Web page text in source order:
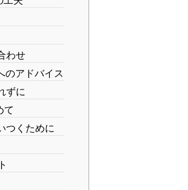
わせ
のアドバイス
ずに
て
つくために